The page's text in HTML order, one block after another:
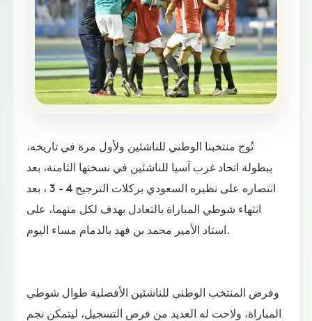
تُوج منتخبنا الوطني للناشئين ولأول مرة في تاريخه،
ببطولة اتحاد غرب آسيا للناشئين في نسختها الثامنة، بعد
انتصاره على نظيره السعودي بركلات الترجيح 4 - 3 ، بعد
انتهاء شوطي المباراة بالتعادل بهدف لكل منهما، على
استاد الأمير محمد بن فهد بالدمام مساء اليوم.
وفرض المنتخب الوطني للناشئين الأفضلية طوال شوطي
المباراة، ولاحت له العديد من فرص التسجيل، ليتمكن نجم